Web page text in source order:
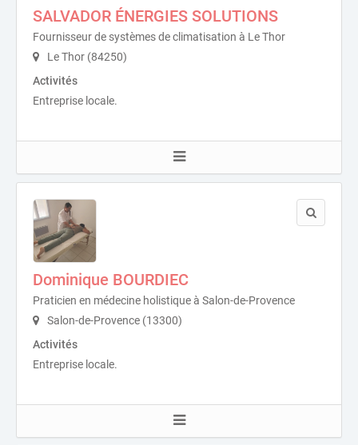
SALVADOR ÉNERGIES SOLUTIONS
Fournisseur de systèmes de climatisation à Le Thor
Le Thor (84250)
Activités
Entreprise locale.
Dominique BOURDIEC
Praticien en médecine holistique à Salon-de-Provence
Salon-de-Provence (13300)
Activités
Entreprise locale.